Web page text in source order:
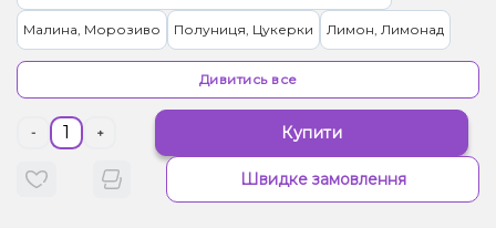
Малина, Морозиво Полуниця, Цукерки Лимон, Лимонад
Кавун, Диня, Жуйка (фруктова) Апельсин Яблуко
Вишня/Черешня, Цукерки
Грейпфрут, Полуниця, Малина Лимон
Дивитись все
- + Купити
Швидке замовлення